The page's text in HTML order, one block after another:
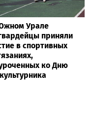
Урале
приняли
в спортивных
ко Дню